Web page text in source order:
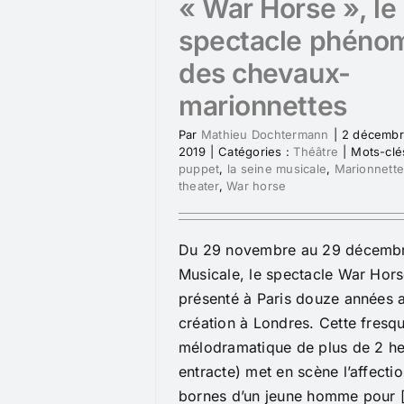
« War Horse », le
spectacle
des chevaux-
marionnettes
Par Mathieu Dochtermann
2
2019
Catégories :Théâtre Mots-
puppet, la seine musicale,
theater,War horse
Du 29 novembre au 29
Musicale, le spectacle War
présenté à Paris douze années
création à Londres. Cette
mélodramatique de plus de 2
entracte) met en scène
bornes d’un jeune homme pour